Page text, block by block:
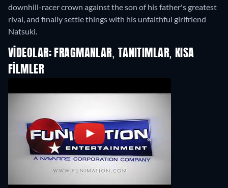
downhill-racer crown against the son of his father's greatest
rival, and finally settle things with his unfaithful girlfriend
Natsuki.
VIDEOLAR: FRAGMANLAR, TANITIMLAR, KISA
FILMLER